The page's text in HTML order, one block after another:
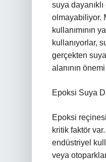
suya
olmayabiliyor.
kullanımının
kullanıyorlar,
gerçekten
alanının
Epoksi Suya
Epoksi
kritik faktör
endüstriyel
veya